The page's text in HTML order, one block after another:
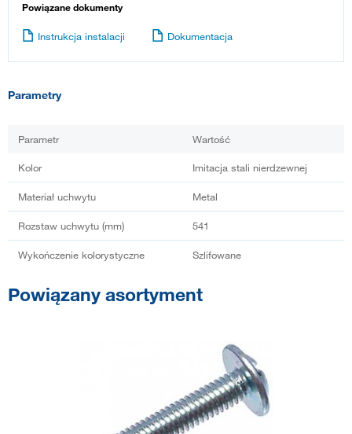
Powiązane dokumenty
Instrukcja instalacji Dokumentacja
Parametry
Parametr Wartość
Kolor Imitacja stali nierdzewnej
Materiał uchwytu Metal
Rozstaw uchwytu (mm) 541
Wykończenie kolorystyczne Szlifowane
Powiązany asortyment